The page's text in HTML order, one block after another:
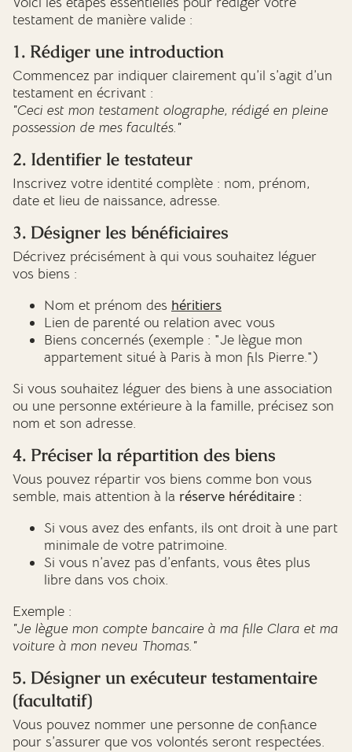
testament de manière valide :
1. Rédiger une introduction
Commencez par indiquer clairement qu’il s’agit d’un
testament en écrivant :
"Ceci est mon testament olographe, rédigé en pleine
possession de mes facultés."
2. Identifier le testateur
Inscrivez votre identité complète : nom, prénom,
date et lieu de naissance, adresse.
3. Désigner les bénéficiaires
Décrivez précisément à qui vous souhaitez léguer
vos biens :
Nom et prénom des héritiers
Lien de parenté ou relation avec vous
Biens concernés (exemple : "Je lègue mon
appartement situé à Paris à mon fils Pierre.")
Si vous souhaitez léguer des biens à une association
ou une personne extérieure à la famille, précisez son
nom et son adresse.
4. Préciser la répartition des biens
Vous pouvez répartir vos biens comme bon vous
semble, mais attention à la réserve héréditaire :
Si vous avez des enfants, ils ont droit à une part
minimale de votre patrimoine.
Si vous n’avez pas d’enfants, vous êtes plus
libre dans vos choix.
Exemple :
"Je lègue mon compte bancaire à ma fille Clara et ma
voiture à mon neveu Thomas."
5. Désigner un exécuteur testamentaire
(facultatif)
Vous pouvez nommer une personne de confiance
pour s’assurer que vos volontés seront respectées.